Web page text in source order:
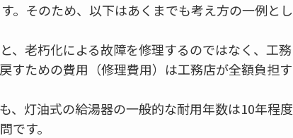
。そのため、以下はあくまでも考え方の一例とし
、老朽化による故障を修理するのではなく、工務
すための費用（修理費用）は工務店が全額負担す
、灯油式の給湯器の一般的な耐用年数は10年程度
です。